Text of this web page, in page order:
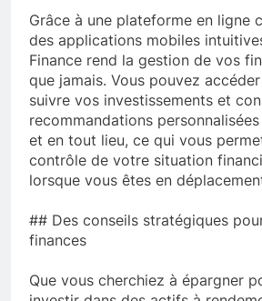
Grâce à une plateforme en ligne
des applications mobiles
Finance rend la gestion de vos
que jamais. Vous pouvez
suivre vos investissements et
recommandations
et en tout lieu, ce qui vous
contrôle de votre situation
lorsque vous êtes en
## Des conseils stratégiques
finances
Que vous cherchiez à épargner